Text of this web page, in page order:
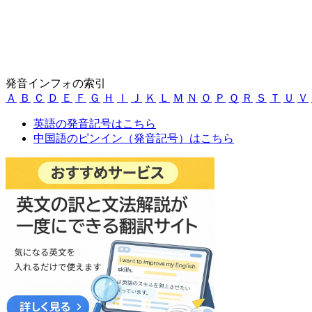
発音インフォの索引
Ａ
Ｂ Ｃ Ｄ Ｅ Ｆ Ｇ Ｈ Ｉ Ｊ Ｋ Ｌ Ｍ Ｎ Ｏ Ｐ Ｑ Ｒ Ｓ Ｔ Ｕ Ｖ
英語の発音記号はこちら
中国語のピンイン（発音記号）はこちら